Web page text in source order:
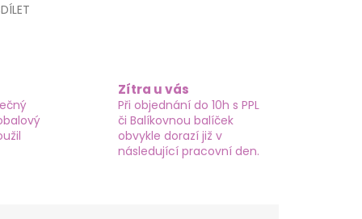
Zítra u vás
Při objednání do 10h s PPL
či Balíkovnou balíček
obvykle dorazí již v
následující pracovní den.